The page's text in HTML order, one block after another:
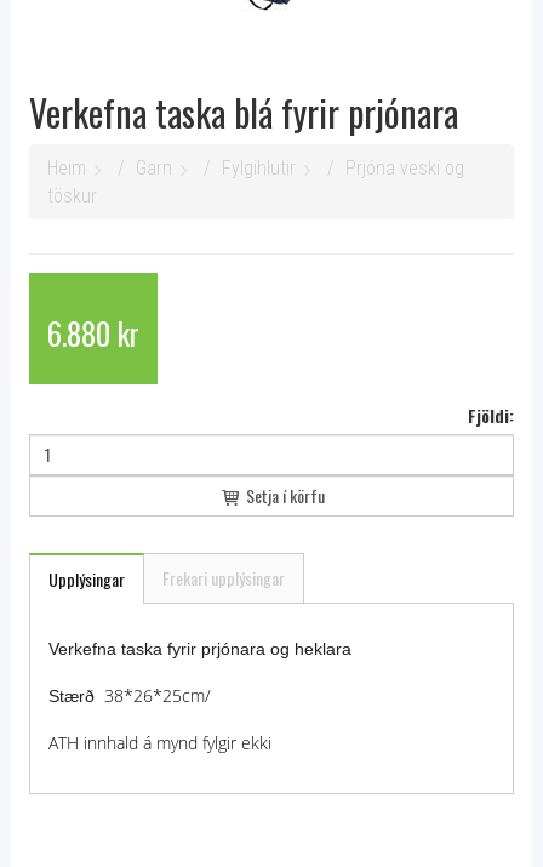
Verkefna taska blá fyrir prjónara
Heim Garn Fylgihlutir
Prjóna veski og
töskur
6.880 kr
Fjöldi:
Setja í körfu
Upplýsingar Frekari upplýsingar
Verkefna taska fyrir prjónara og heklara
Stærð 38*26*25cm/
ATH innhald á mynd fylgir ekki